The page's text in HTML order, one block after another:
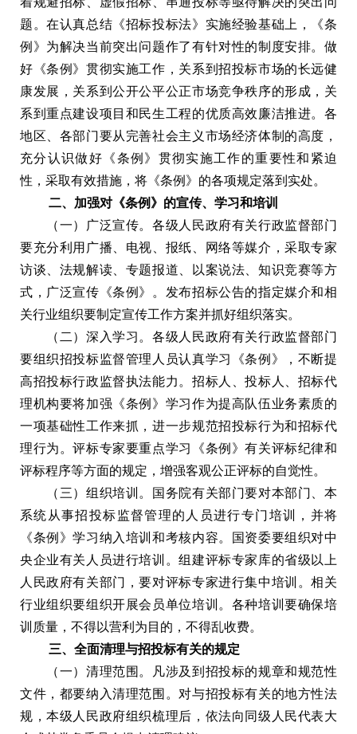
题。在认真总结《招标投标法》实施经验基础上，《条
例》为解决当前突出问题作了有针对性的制度安排。做
好《条例》贯彻实施工作，关系到招投标市场的长远健
康发展，关系到公开公平公正市场竞争秩序的形成，关
系到重点建设项目和民生工程的优质高效廉洁推进。各
地区、各部门要从完善社会主义市场经济体制的高度，
充分认识做好《条例》贯彻实施工作的重要性和紧迫
性，采取有效措施，将《条例》的各项规定落到实处。
二、加强对《条例》的宣传、学习和培训
（一）广泛宣传。各级人民政府有关行政监督部门
要充分利用广播、电视、报纸、网络等媒介，采取专家
访谈、法规解读、专题报道、以案说法、知识竞赛等方
式，广泛宣传《条例》。发布招标公告的指定媒介和相
关行业组织要制定宣传工作方案并抓好组织落实。
（二）深入学习。各级人民政府有关行政监督部门
要组织招投标监督管理人员认真学习《条例》，不断提
高招投标行政监督执法能力。招标人、投标人、招标代
理机构要将加强《条例》学习作为提高队伍业务素质的
一项基础性工作来抓，进一步规范招投标行为和招标代
理行为。评标专家要重点学习《条例》有关评标纪律和
评标程序等方面的规定，增强客观公正评标的自觉性。
（三）组织培训。国务院有关部门要对本部门、本
系统从事招投标监督管理的人员进行专门培训，并将
《条例》学习纳入培训和考核内容。国资委要组织对中
央企业有关人员进行培训。组建评标专家库的省级以上
人民政府有关部门，要对评标专家进行集中培训。相关
行业组织要组织开展会员单位培训。各种培训要确保培
训质量，不得以营利为目的，不得乱收费。
三、全面清理与招投标有关的规定
（一）清理范围。凡涉及到招投标的规章和规范性
文件，都要纳入清理范围。对与招投标有关的地方性法
规，本级人民政府组织梳理后，依法向同级人民代表大